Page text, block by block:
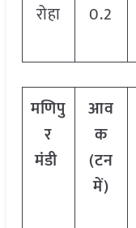
रोहा 0.2
मणिपु
र
मंडी
आव
क
(टन
में)